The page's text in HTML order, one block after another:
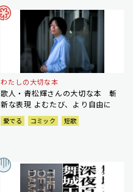
わたしの大切な本
歌人・青松輝さんの大切な本 斬
新な表現 よむたび、より自由に
愛でる コミック 短歌